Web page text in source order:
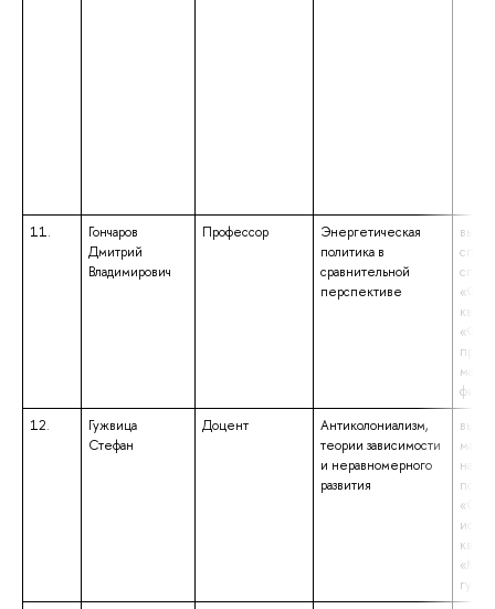
11.
Гончаров
Дмитрий
Владимирович
Профессор
Энергетическая
политика в
сравнительной
перспективе
12.
Гужвица
Стефан
Доцент
Антиколониализм,
теории зависимости
и неравномерного
развития